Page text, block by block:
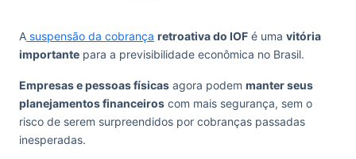
A suspensão da cobrança retroativa do IOF é uma vitória
importante para a previsibilidade econômica no Brasil.
Empresas e pessoas físicas agora podem manter seus
planejamentos financeiros com mais segurança, sem o
risco de serem surpreendidos por cobranças passadas
inesperadas.